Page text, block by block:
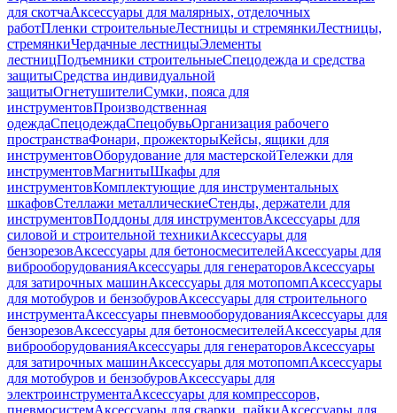
для скотчаАксессуары для малярных, отделочных
работПленки строительныеЛестницы и стремянкиЛестницы,
стремянкиЧердачные лестницыЭлементы
лестницПодъемники строительныеСпецодежда и средства
защитыСредства индивидуальной
защитыОгнетушителиСумки, пояса для
инструментовПроизводственная
одеждаСпецодеждаСпецобувьОрганизация рабочего
пространстваФонари, прожекторыКейсы, ящики для
инструментовОборудование для мастерскойТележки для
инструментовМагнитыШкафы для
инструментовКомплектующие для инструментальных
шкафовСтеллажи металлическиеСтенды, держатели для
инструментовПоддоны для инструментовАксессуары для
силовой и строительной техникиАксессуары для
бензорезовАксессуары для бетоносмесителейАксессуары для
виброоборудованияАксессуары для генераторовАксессуары
для затирочных машинАксессуары для мотопомпАксессуары
для мотобуров и бензобуровАксессуары для строительного
инструментаАксессуары пневмооборудованияАксессуары для
бензорезовАксессуары для бетоносмесителейАксессуары для
виброоборудованияАксессуары для генераторовАксессуары
для затирочных машинАксессуары для мотопомпАксессуары
для мотобуров и бензобуровАксессуары для
электроинструментаАксессуары для компрессоров,
пневмосистемАксессуары для сварки, пайкиАксессуары для